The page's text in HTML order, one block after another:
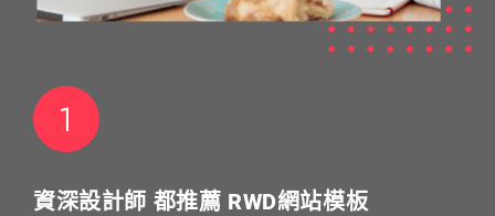
資深設計師 都推薦 RWD網站模板